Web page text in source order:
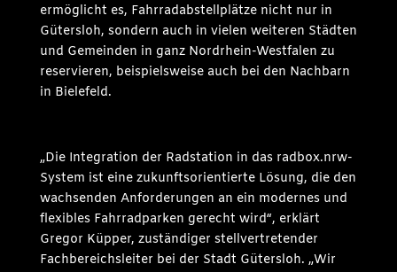
ermöglicht es, Fahrradabstellplätze nicht nur in
Gütersloh, sondern auch in vielen weiteren Städten
und Gemeinden in ganz Nordrhein-Westfalen zu
reservieren, beispielsweise auch bei den Nachbarn
in Bielefeld.
„Die Integration der Radstation in das radbox.nrw-
System ist eine zukunftsorientierte Lösung, die den
wachsenden Anforderungen an ein modernes und
flexibles Fahrradparken gerecht wird“, erklärt
Gregor Küpper, zuständiger stellvertretender
Fachbereichsleiter bei der Stadt Gütersloh. „Wir